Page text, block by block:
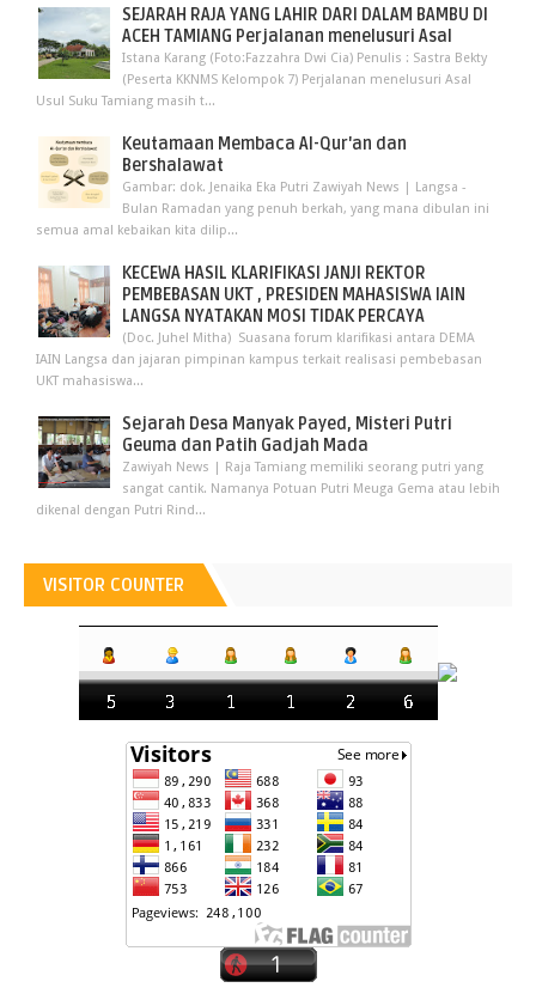
SEJARAH RAJA YANG LAHIR DARI DALAM BAMBU DI
ACEH TAMIANG Perjalanan menelusuri Asal
Istana Karang (Foto:Fazzahra Dwi Cia) Penulis : Sastra Bekty
(Peserta KKNMS Kelompok 7) Perjalanan menelusuri Asal
Usul Suku Tamiang masih t...
Keutamaan Membaca Al-Qur'an dan
Bershalawat
Gambar: dok. Jenaika Eka Putri Zawiyah News | Langsa -
Bulan Ramadan yang penuh berkah, yang mana dibulan ini
semua amal kebaikan kita dilip...
KECEWA HASIL KLARIFIKASI JANJI REKTOR
PEMBEBASAN UKT , PRESIDEN MAHASISWA IAIN
LANGSA NYATAKAN MOSI TIDAK PERCAYA
(Doc. Juhel Mitha) Suasana forum klarifikasi antara DEMA
IAIN Langsa dan jajaran pimpinan kampus terkait realisasi pembebasan
UKT mahasiswa...
Sejarah Desa Manyak Payed, Misteri Putri
Geuma dan Patih Gadjah Mada
Zawiyah News | Raja Tamiang memiliki seorang putri yang
sangat cantik. Namanya Potuan Putri Meuga Gema atau lebih
dikenal dengan Putri Rind...
VISITOR COUNTER